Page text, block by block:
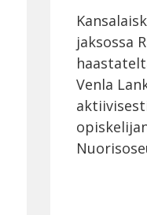
jaksossa
Venla